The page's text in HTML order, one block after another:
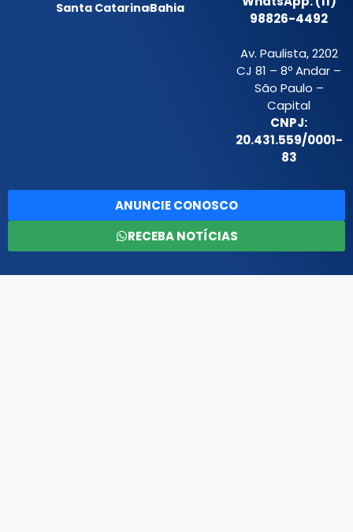
Santa CatarinaBahia
98826-4492
Av. Paulista, 2202
CJ 81 – 8º Andar –
São Paulo –
Capital
CNPJ:
20.431.559/0001-
83
ANUNCIE CONOSCO
RECEBA NOTÍCIAS